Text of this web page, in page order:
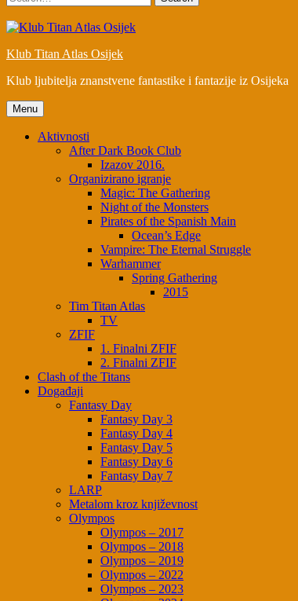
Klub Titan Atlas Osijek
Klub ljubitelja znanstvene fantastike i fantazije iz Osijeka
Menu
Aktivnosti
After Dark Book Club
Izazov 2016.
Organizirano igranje
Magic: The Gathering
Night of the Monsters
Pirates of the Spanish Main
Ocean’s Edge
Vampire: The Eternal Struggle
Warhammer
Spring Gathering
2015
Tim Titan Atlas
TV
ZFIF
1. Finalni ZFIF
2. Finalni ZFIF
Clash of the Titans
Događaji
Fantasy Day
Fantasy Day 3
Fantasy Day 4
Fantasy Day 5
Fantasy Day 6
Fantasy Day 7
LARP
Metalom kroz književnost
Olympos
Olympos – 2017
Olympos – 2018
Olympos – 2019
Olympos – 2022
Olympos – 2023